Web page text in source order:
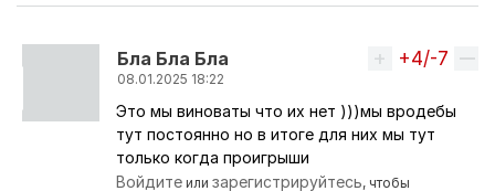
Бла Бла Бла
08.01.2025 18:22
Ответ на комментарий пользователя
Вверх
+4/-7
Это мы виноваты что их нет )))мы вродебы
тут постоянно но в итоге для них мы тут
только когда проигрыши
Войдите илизарегистрируйтесь, чтобы